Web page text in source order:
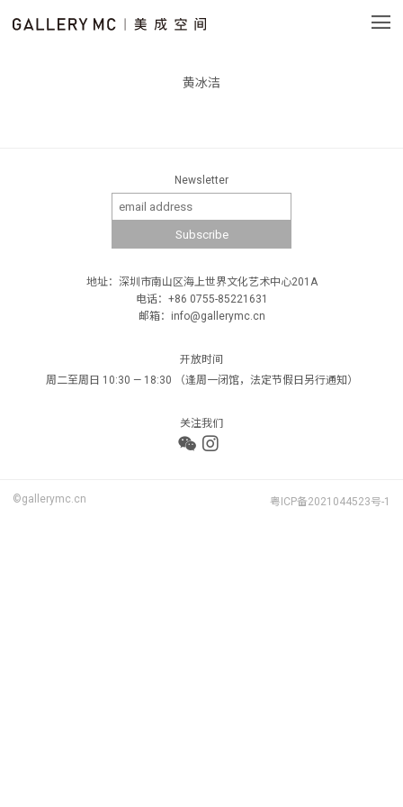
黄冰洁
Newsletter
地址：深圳市南山区海上世界文化艺术中心201A
电话：+86 0755-85221631
邮箱：info@gallerymc.cn
开放时间
周二至周日 10:30 — 18:30 （逢周一闭馆，法定节假日另行通知）
关注我们
©gallerymc.cn 粤ICP备2021044523号-1